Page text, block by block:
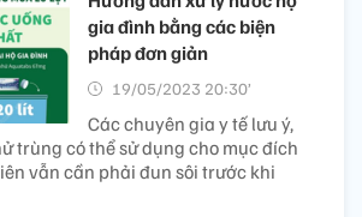
gia đình bằng các biện
pháp đơn giản
19/05/2023 20:30’
Các chuyên gia y tế lưu ý,
trùng có thể sử dụng cho mục đích
vẫn cần phải đun sôi trước khi